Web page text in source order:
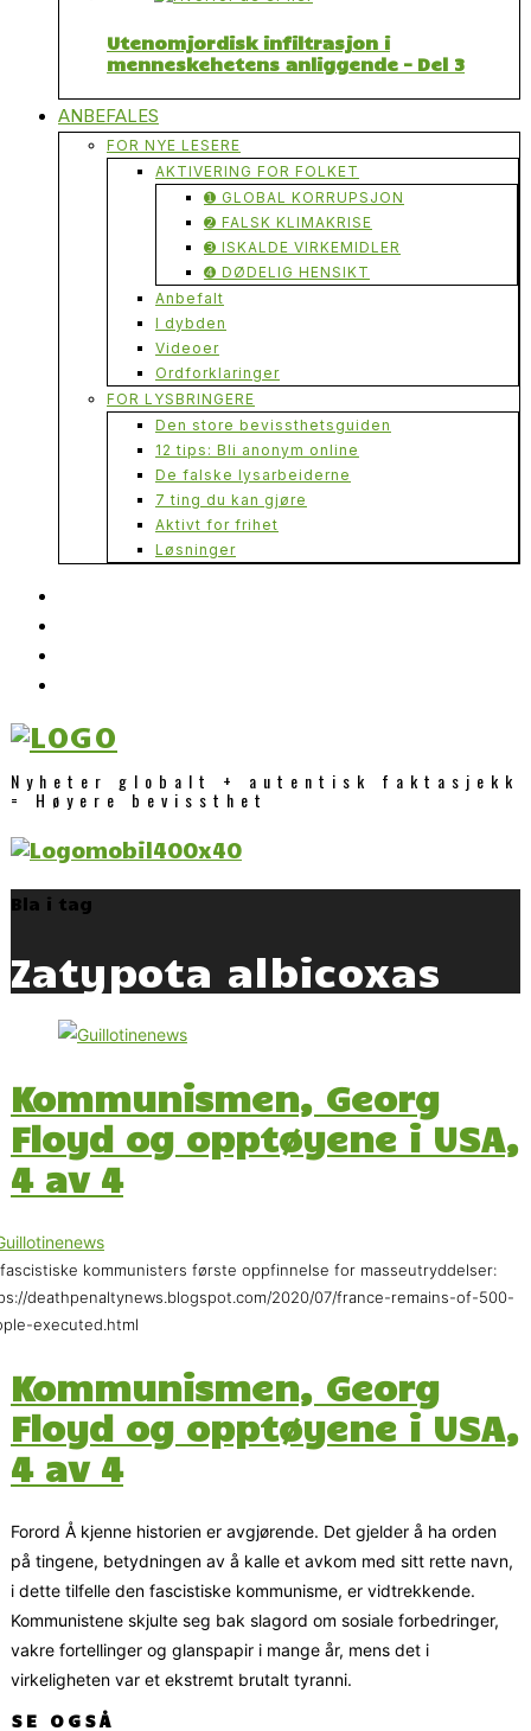
Utenomjordisk infiltrasjon i
menneskehetens anliggende – Del 3
ANBEFALES
FOR NYE LESERE
AKTIVERING FOR FOLKET
➊ GLOBAL KORRUPSJON
➋ FALSK KLIMAKRISE
➌ ISKALDE VIRKEMIDLER
➍ DØDELIG HENSIKT
Anbefalt
I dybden
Videoer
Ordforklaringer
FOR LYSBRINGERE
Den store bevissthetsguiden
12 tips: Bli anonym online
De falske lysarbeiderne
7 ting du kan gjøre
Aktivt for frihet
Løsninger
Nyheter globalt + autentisk faktasjekk
= Høyere bevissthet
Bla i tag
Zatypota albicoxas
Kommunismen, Georg
Floyd og opptøyene i USA,
4 av 4
kommunisters første oppfinnelse for masseutryddelser:
deathpenaltynews.blogspot.com/2020/07/france-remains-of-500-
executed.html
Kommunismen, Georg
Floyd og opptøyene i USA,
4 av 4
Forord Å kjenne historien er avgjørende. Det gjelder å ha orden
på tingene, betydningen av å kalle et avkom med sitt rette navn,
i dette tilfelle den fascistiske kommunisme, er vidtrekkende.
Kommunistene skjulte seg bak slagord om sosiale forbedringer,
vakre fortellinger og glanspapir i mange år, mens det i
virkeligheten var et ekstremt brutalt tyranni.
SE OGSÅ